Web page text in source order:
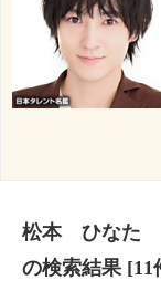
松本 ひなた
の検索結果[11